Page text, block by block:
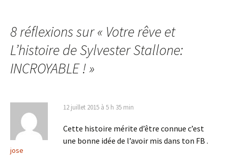
articles
8 réflexions sur « Votre rêve et
L’histoire de Sylvester Stallone:
INCROYABLE !»
jose
12 juillet 2015 à 5 h 35 min
Cette histoire mérite d’être connue c’est
une bonne idée de l’avoir mis dans ton FB .